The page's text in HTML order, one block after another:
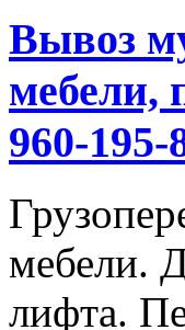
Вывоз
мебели,
960-195-
мебели.
лифта.